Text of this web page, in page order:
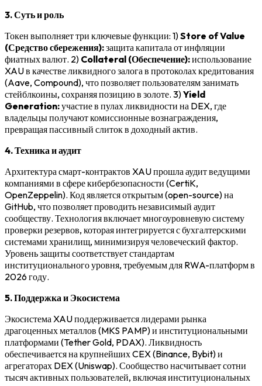
3. Суть и роль
Токен выполняет три ключевые функции: 1)Store of Value
(Средство сбережения):защита капитала от инфляции
фиатных валют. 2) Collateral (Обеспечение):использование
XAU в качестве ликвидного залога в протоколах кредитования
(Aave, Compound), что позволяет пользователям занимать
стейблкоины, сохраняя позицию в золоте. 3)Yield
Generation:участие в пулах ликвидности на DEX, где
владельцы получают комиссионные вознаграждения,
превращая пассивный слиток в доходный актив.
4. Техника и аудит
Архитектура смарт-контрактов XAU прошла аудит ведущими
компаниями в сфере кибербезопасности (CertiK,
OpenZeppelin). Код является открытым (open-source) на
GitHub, что позволяет проводить независимый аудит
сообществу. Технология включает многоуровневую систему
проверки резервов, которая интегрируется с бухгалтерскими
системами хранилищ, минимизируя человеческий фактор.
Уровень защиты соответствует стандартам
институционального уровня, требуемым для RWA-платформ в
2026 году.
5. Поддержка и Экосистема
Экосистема XAU поддерживается лидерами рынка
драгоценных металлов (MKS PAMP) и институциональными
платформами (Tether Gold, PDAX). Ликвидность
обеспечивается на крупнейших CEX (Binance, Bybit) и
агрегаторах DEX (Uniswap). Сообщество насчитывает сотни
тысяч активных пользователей, включая институциональных